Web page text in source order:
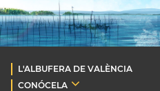
L'ALBUFERA DE VALÈNCIA
CONÓCELA